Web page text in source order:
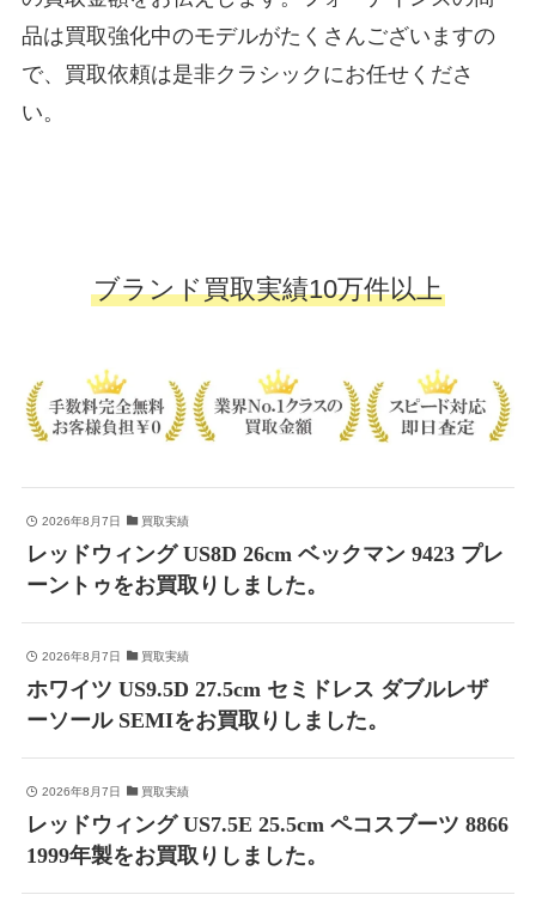
品は買取強化中のモデルがたくさんございますの
で、買取依頼は是非クラシックにお任せくださ
い。
ブランド買取実績10万件以上
2026年8月7日 買取実績
レッドウィング US8D 26cm ベックマン 9423 プレ
ーントゥをお買取りしました。
2026年8月7日 買取実績
ホワイツ US9.5D 27.5cm セミドレス ダブルレザ
ーソール SEMIをお買取りしました。
2026年8月7日 買取実績
レッドウィング US7.5E 25.5cm ペコスブーツ 8866
1999年製をお買取りしました。